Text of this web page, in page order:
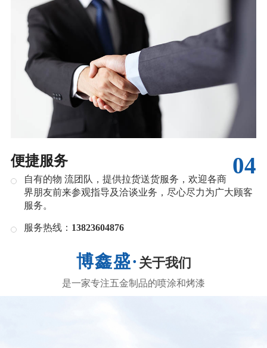
04
便捷服务
自有的物 流团队，提供拉货送货服务，欢迎各商
界朋友前来参观指导及洽谈业务，尽心尽力为广大顾客
服务。
服务热线： 13823604876
关于我们